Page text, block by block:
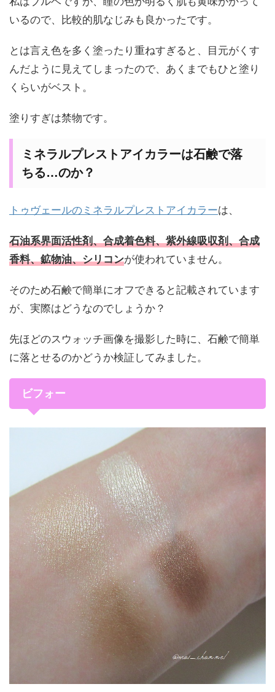
いるので、比較的肌なじみも良かったです。
とは言え色を多く塗ったり重ねすぎると、目元がくす
んだように見えてしまったので、あくまでもひと塗り
くらいがベスト。
塗りすぎは禁物です。
ミネラルプレストアイカラーは石鹸で落
ちる…のか？
トゥヴェールのミネラルプレストアイカラーは、
石油系界面活性剤、合成着色料、紫外線吸収剤、合成
香料、鉱物油、シリコンが使われていません。
そのため石鹸で簡単にオフできると記載されています
が、実際はどうなのでしょうか？
先ほどのスウォッチ画像を撮影した時に、石鹸で簡単
に落とせるのかどうか検証してみました。
ビフォー